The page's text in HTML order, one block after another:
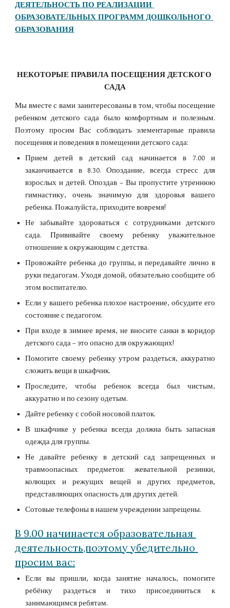
ДЕЯТЕЛЬНОСТЬ ПО РЕАЛИЗАЦИИ
ОБРАЗОВАТЕЛЬНЫХ ПРОГРАММ ДОШКОЛЬНОГО
ОБРАЗОВАНИЯ
НЕКОТОРЫЕ ПРАВИЛА ПОСЕЩЕНИЯ ДЕТСКОГО
САДА
Мы вместе с вами заинтересованы в том, чтобы посещение
ребенком детского сада было комфортным и полезным.
Поэтому просим Вас соблюдать элементарные правила
посещения и поведения в помещении детского сада:
Прием детей в детский сад начинается в 7.00 и
заканчивается в 8.30. Опоздание, всегда стресс для
взрослых и детей. Опоздав – Вы пропустите утреннюю
гимнастику, очень значимую для здоровья вашего
ребенка. Пожалуйста, приходите вовремя!
Не забывайте здороваться с сотрудниками детского
сада. Прививайте своему ребенку уважительное
отношение к окружающим с детства.
Провожайте ребенка до группы, и передавайте лично в
руки педагогам. Уходя домой, обязательно сообщите об
этом воспитателю.
Если у вашего ребенка плохое настроение, обсудите его
состояние с педагогом.
При входе в зимнее время, не вносите санки в коридор
детского сада – это опасно для окружающих!
Помогите своему ребенку утром раздеться, аккуратно
сложить вещи в шкафчик.
Проследите, чтобы ребенок всегда был чистым,
аккуратно и по сезону одетым.
Дайте ребенку с собой носовой платок.
В шкафчике у ребенка всегда должна быть запасная
одежда для группы.
Не давайте ребенку в детский сад запрещенных и
травмоопасных предметов: жевательной резинки,
колющих и режущих вещей и других предметов,
представляющих опасность для других детей.
Сотовые телефоны в нашем учреждении запрещены.
В 9.00 начинается образовательная
деятельность,поэтому убедительно
просим вас:
Если вы пришли, когда занятие началось, помогите
ребёнку раздеться и тихо присоединиться к
занимающимся ребятам.